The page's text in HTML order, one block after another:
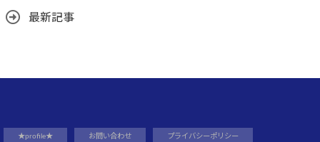
最新記事
★profile★ お問い合わせ プライバシーポリシー